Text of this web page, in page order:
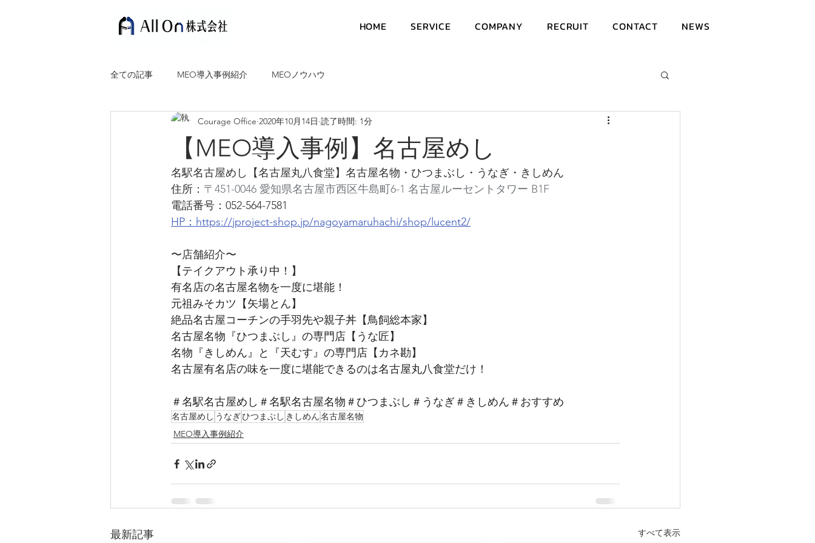
HOME SERVICE COMPANY RECRUIT CONTACT NEWS
全ての記事 MEO導入事例紹介 MEOノウハウ
【MEO導入事例】名古屋めし
Courage Office 2020年10月14日 読了時間: 1分
名駅名古屋めし【名古屋丸八食堂】名古屋名物・ひつまぶし・うなぎ・きしめん
住所： 〒451-0046 愛知県名古屋市西区牛島町6-1 名古屋ルーセントタワー B1F
電話番号：052-564-7581
HP：https://jproject-shop.jp/nagoyamaruhachi/shop/lucent2/
〜店舗紹介〜
【テイクアウト承り中！】
有名店の名古屋名物を一度に堪能！
元祖みそカツ【矢場とん】
絶品名古屋コーチンの手羽先や親子丼【鳥飼総本家】
名古屋名物『ひつまぶし』の専門店【うな匠】
名物『きしめん』と『天むす』の専門店【カネ勘】
名古屋有名店の味を一度に堪能できるのは名古屋丸八食堂だけ！
＃名駅名古屋めし＃名駅名古屋名物＃ひつまぶし＃うなぎ＃きしめん＃おすすめ
名古屋めし うなぎひつまぶし きしめん名古屋名物
MEO導入事例紹介
最新記事 すべて表示